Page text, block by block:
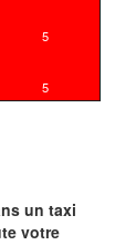
5
5
un taxi
votre